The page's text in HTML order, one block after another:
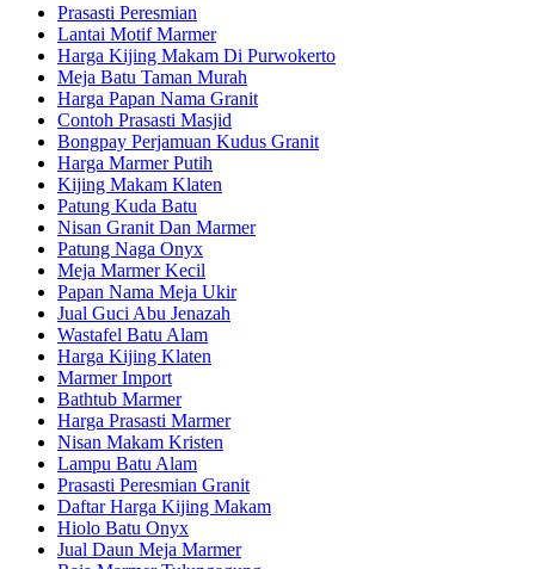
Prasasti Peresmian
Lantai Motif Marmer
Harga Kijing Makam Di Purwokerto
Meja Batu Taman Murah
Harga Papan Nama Granit
Contoh Prasasti Masjid
Bongpay Perjamuan Kudus Granit
Harga Marmer Putih
Kijing Makam Klaten
Patung Kuda Batu
Nisan Granit Dan Marmer
Patung Naga Onyx
Meja Marmer Kecil
Papan Nama Meja Ukir
Jual Guci Abu Jenazah
Wastafel Batu Alam
Harga Kijing Klaten
Marmer Import
Bathtub Marmer
Harga Prasasti Marmer
Nisan Makam Kristen
Lampu Batu Alam
Prasasti Peresmian Granit
Daftar Harga Kijing Makam
Hiolo Batu Onyx
Jual Daun Meja Marmer